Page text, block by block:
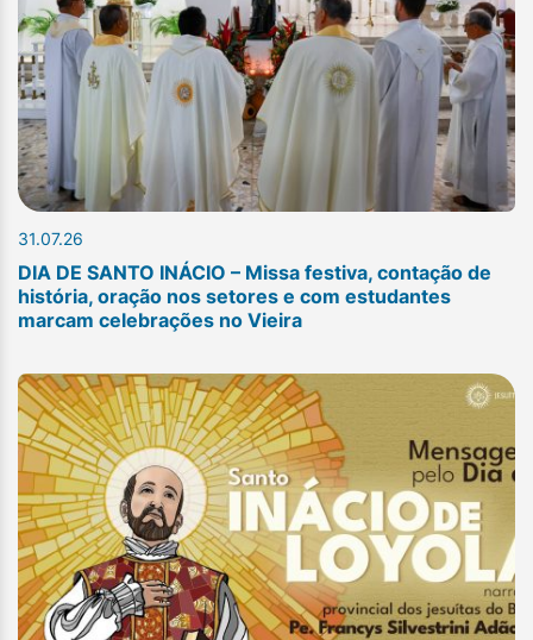
31.07.26
DIA DE SANTO INÁCIO – Missa festiva, contação de
história, oração nos setores e com estudantes
marcam celebrações no Vieira